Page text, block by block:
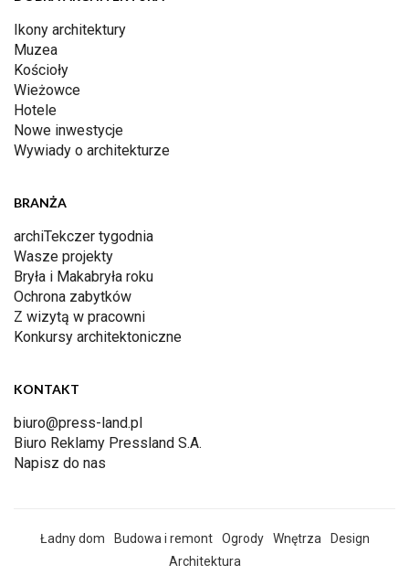
Ikony architektury
Muzea
Kościoły
Wieżowce
Hotele
Nowe inwestycje
Wywiady o architekturze
BRANŻA
archiTekczer tygodnia
Wasze projekty
Bryła i Makabryła roku
Ochrona zabytków
Z wizytą w pracowni
Konkursy architektoniczne
KONTAKT
biuro@press-land.pl
Biuro Reklamy Pressland S.A.
Napisz do nas
Ładny dom Budowa i remont Ogrody Wnętrza
Design
Architektura